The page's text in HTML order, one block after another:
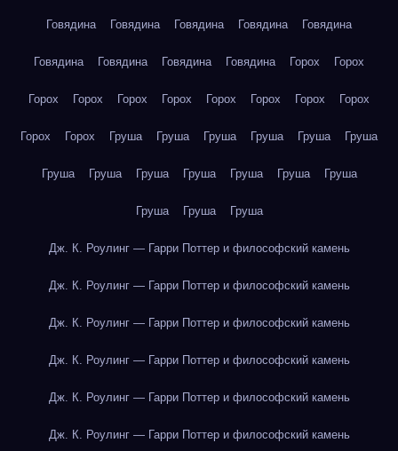
Говядина Говядина Говядина Говядина Говядина
Говядина Говядина Говядина Говядина Горох Горох
Горох Горох Горох Горох Горох Горох Горох Горох
Горох Горох Груша Груша Груша Груша Груша Груша
Груша Груша Груша Груша Груша Груша Груша
Груша Груша Груша
Дж. К. Роулинг — Гарри Поттер и философский камень
Дж. К. Роулинг — Гарри Поттер и философский камень
Дж. К. Роулинг — Гарри Поттер и философский камень
Дж. К. Роулинг — Гарри Поттер и философский камень
Дж. К. Роулинг — Гарри Поттер и философский камень
Дж. К. Роулинг — Гарри Поттер и философский камень